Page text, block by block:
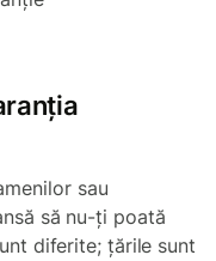
sau
să nu-ți poată
diferite; țările sunt